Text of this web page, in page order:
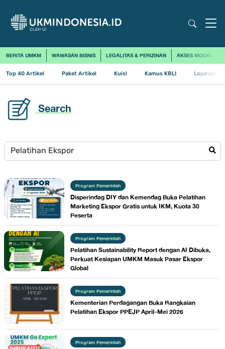
BERITA UMKM WAWASAN BISNIS LEGALITAS & PERIZINAN AKSES MODAL
Top 40 Artikel Paket Artikel Kuis! Kamus KBLI Layanan
Search
Program Pemerintah
Disperindag DIY dan Kemendag Buka Pelatihan
Marketing Ekspor Gratis untuk IKM, Kuota 30
Peserta
Program Pemerintah
Pelatihan Sustainability Report dengan AI Dibuka,
Perkuat Kesiapan UMKM Masuk Pasar Ekspor
Global
Program Pemerintah
Kementerian Perdagangan Buka Rangkaian
Pelatihan Ekspor PPEJP April–Mei 2026
Program Pemerintah